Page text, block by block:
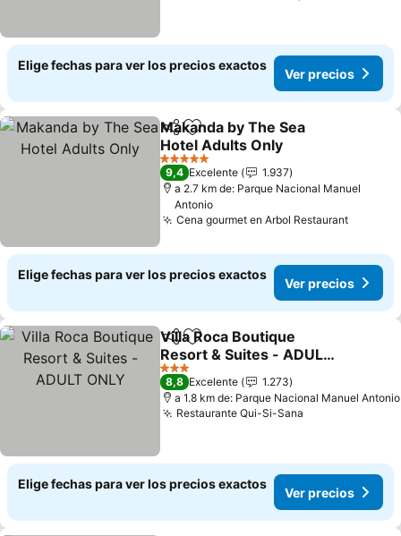
Elige fechas para ver los precios exactos
Ver precios
CompartirAgregar a favoritos
Makanda by The Sea
Hotel Adults Only
Ver precios
5 Estrellas
9,4 Excelente
1.937
a 2.7 km de: Parque Nacional Manuel
Antonio
Cena gourmet en Arbol RestaurantVer
Elige fechas para ver los precios exactos
Ver precios
CompartirAgregar a favoritos
Villa Roca Boutique
Resort & Suites - ADULT
ONLY
Ver precios
3 Estrellas
8,8 Excelente
1.273
a 1.8 km de: Parque Nacional Manuel Antonio
Restaurante Qui-Si-Sana
Elige fechas para ver los precios exactos
Ver precios